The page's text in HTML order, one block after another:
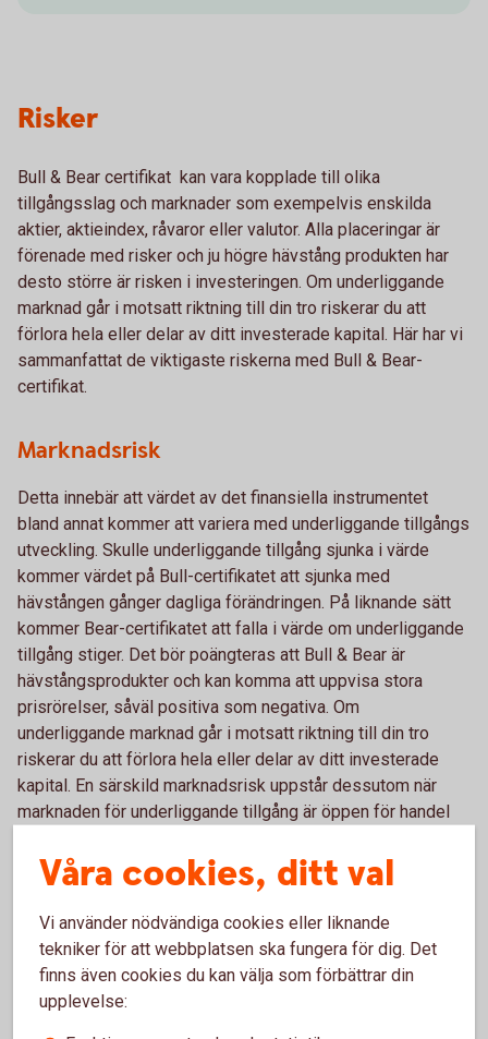
Risker
Bull & Bear certifikat kan vara kopplade till olika
tillgångsslag och marknader som exempelvis enskilda
aktier, aktieindex, råvaror eller valutor. Alla placeringar är
förenade med risker och ju högre hävstång produkten har
desto större är risken i investeringen. Om underliggande
marknad går i motsatt riktning till din tro riskerar du att
förlora hela eller delar av ditt investerade kapital. Här har vi
sammanfattat de viktigaste riskerna med Bull & Bear-
certifikat.
Marknadsrisk
Detta innebär att värdet av det finansiella instrumentet
bland annat kommer att variera med underliggande tillgångs
utveckling. Skulle underliggande tillgång sjunka i värde
kommer värdet på Bull-certifikatet att sjunka med
hävstången gånger dagliga förändringen. På liknande sätt
kommer Bear-certifikatet att falla i värde om underliggande
tillgång stiger. Det bör poängteras att Bull & Bear är
hävstångsprodukter och kan komma att uppvisa stora
prisrörelser, såväl positiva som negativa. Om
underliggande marknad går i motsatt riktning till din tro
riskerar du att förlora hela eller delar av ditt investerade
kapital. En särskild marknadsrisk uppstår dessutom när
marknaden för underliggande tillgång är öppen för handel
under Likviditetsrisk nedan.
Kreditrisk
Swedbanks Bull & Bear är finansiella instru­ment emitterade
av Swedbank. Det betyder att du som innehavare av Bull &
Våra cookies, ditt val
Vi använder nödvändiga cookies eller liknande
tekniker för att webbplatsen ska fungera för dig. Det
finns även cookies du kan välja som förbättrar din
upplevelse: